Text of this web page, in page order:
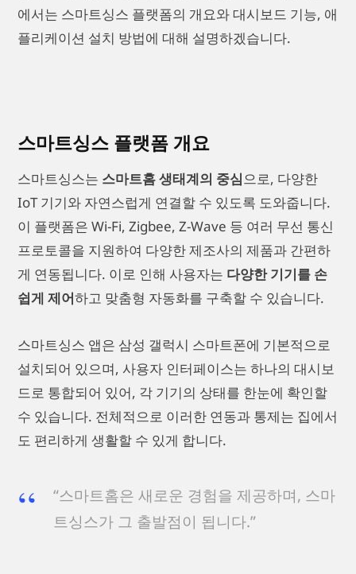
에서는 스마트싱스 플랫폼의 개요와 대시보드 기능, 애
플리케이션 설치 방법에 대해 설명하겠습니다.
스마트싱스 플랫폼 개요
스마트싱스는 스마트홈 생태계의 중심으로, 다양한
IoT 기기와 자연스럽게 연결할 수 있도록 도와줍니다.
이 플랫폼은 Wi-Fi, Zigbee, Z-Wave 등 여러 무선 통신
프로토콜을 지원하여 다양한 제조사의 제품과 간편하
게 연동됩니다. 이로 인해 사용자는 다양한 기기를 손
쉽게 제어하고 맞춤형 자동화를 구축할 수 있습니다.
스마트싱스 앱은 삼성 갤럭시 스마트폰에 기본적으로
설치되어 있으며, 사용자 인터페이스는 하나의 대시보
드로 통합되어 있어, 각 기기의 상태를 한눈에 확인할
수 있습니다. 전체적으로 이러한 연동과 통제는 집에서
도 편리하게 생활할 수 있게 합니다.
“스마트홈은 새로운 경험을 제공하며, 스마
트싱스가 그 출발점이 됩니다.”